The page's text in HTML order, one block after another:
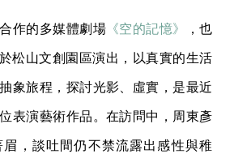
作的多媒體劇場《空的記憶》 ，也
於松山文創園區演出，以真實的生活
象旅程，探討光影、虛實，是最近
表演藝術作品。在訪問中，周東彥
，談吐間仍不禁流露出感性與稚